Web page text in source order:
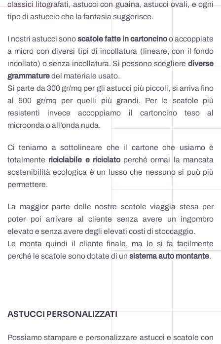
classici litografati, astucci con guaina, astucci ovali, e ogni
tipo di astuccio che la fantasia suggerisce.
I nostri astucci sonoscatole fatte in cartoncinoo accoppiate
a micro con diversi tipi di incollatura (lineare, con il fondo
incollato) o senza incollatura. Si possono scegliere diverse
grammaturedel materiale usato.
Si parte da 300 gr/mq per gli astucci più piccoli, si arriva fino
al 500 gr/mq per quelli più grandi. Per le scatole più
resistenti invece accoppiamo il cartoncino teso al
microonda o all’onda nuda.
Ci teniamo a sottolineare che il cartone che usiamo è
totalmente riciclabile e riciclatoperché ormai la mancata
sostenibilità ecologica è un lusso che nessuno si può più
permettere.
La maggior parte delle nostre scatole viaggia stesa per
poter poi arrivare al cliente senza avere un ingombro
elevato e senza avere degli elevati costi di stoccaggio.
Le monta quindi il cliente finale, ma lo si fa facilmente
perché le scatole sono dotate di un sistema auto montante.
ASTUCCI PERSONALIZZATI
Possiamo stampare e personalizzare astucci e scatole con